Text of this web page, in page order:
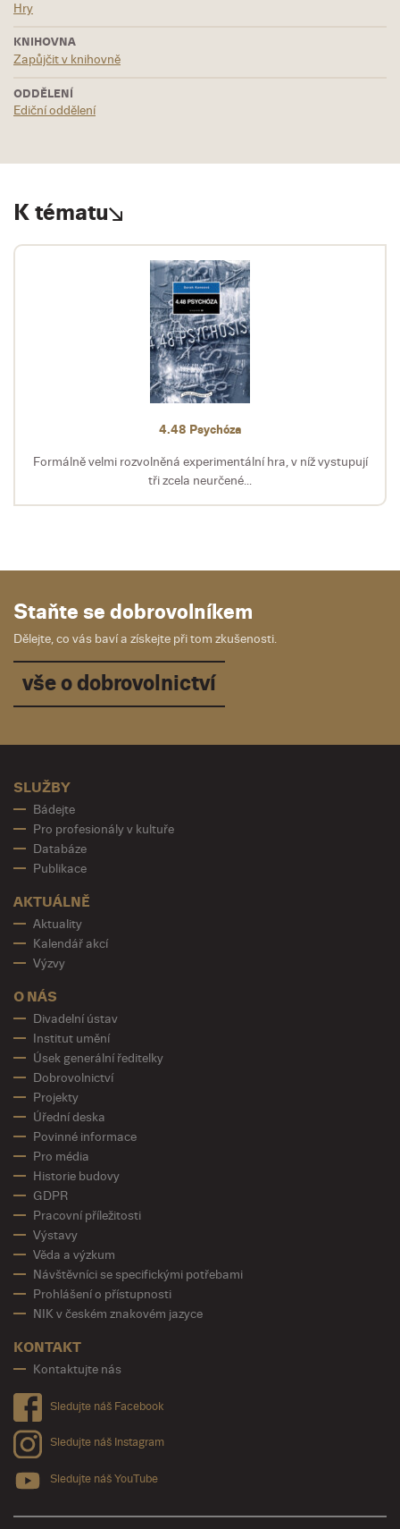
Hry
KNIHOVNA
Zapůjčit v knihovně
ODDĚLENÍ
Ediční oddělení
K tématu
4.48 Psychóza
Formálně velmi rozvolněná experimentální hra, v níž vystupují
tři zcela neurčené...
Staňte se dobrovolníkem
Dělejte, co vás baví a získejte při tom zkušenosti.
vše o dobrovolnictví
SLUŽBY
Bádejte
Pro profesionály v kultuře
Databáze
Publikace
AKTUÁLNĚ
Aktuality
Kalendář akcí
Výzvy
O NÁS
Divadelní ústav
Institut umění
Úsek generální ředitelky
Dobrovolnictví
Projekty
Úřední deska
Povinné informace
Pro média
Historie budovy
GDPR
Pracovní příležitosti
Výstavy
Věda a výzkum
Návštěvníci se specifickými potřebami
Prohlášení o přístupnosti
NIK v českém znakovém jazyce
KONTAKT
Kontaktujte nás
Sledujte náš Facebook
Sledujte náš Instagram
Sledujte náš YouTube